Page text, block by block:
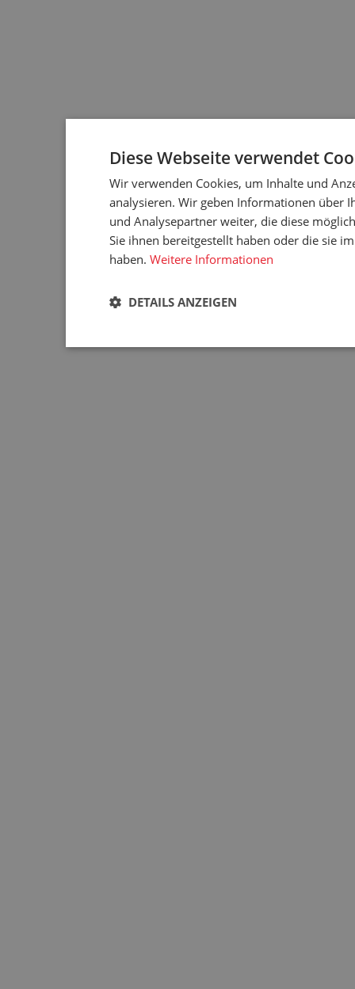
Diese Webseite verwendet
Wir verwenden Cookies, um Inhalte und
analysieren. Wir geben Informationen über
und Analysepartner weiter, die diese
Sie ihnen bereitgestellt haben oder die sie
haben. Weitere Informationen
DETAILS ANZEIGEN